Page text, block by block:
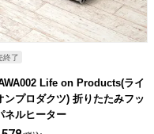
終了
Life on Products(ライ
ンプロダクツ) 折りたたみフッ
ネルヒーター